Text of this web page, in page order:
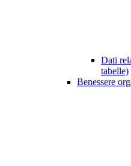
Dati
tabelle)
Benessere